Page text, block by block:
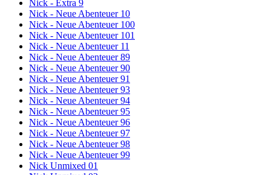
Nick - Extra 9
Nick - Neue Abenteuer 10
Nick - Neue Abenteuer 100
Nick - Neue Abenteuer 101
Nick - Neue Abenteuer 11
Nick - Neue Abenteuer 89
Nick - Neue Abenteuer 90
Nick - Neue Abenteuer 91
Nick - Neue Abenteuer 93
Nick - Neue Abenteuer 94
Nick - Neue Abenteuer 95
Nick - Neue Abenteuer 96
Nick - Neue Abenteuer 97
Nick - Neue Abenteuer 98
Nick - Neue Abenteuer 99
Nick Unmixed 01